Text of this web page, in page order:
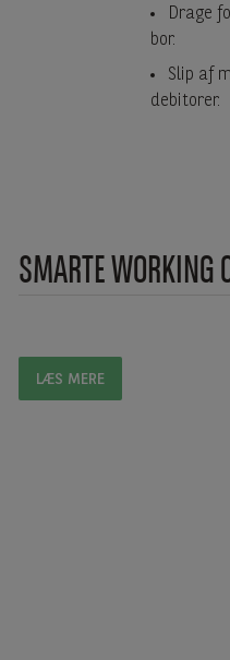
Drage
bor.
Slip af
debitorer.
SMARTE WORKING
LÆS MERE